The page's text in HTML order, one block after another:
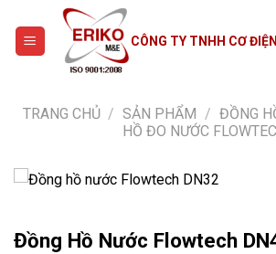
content
CÔNG TY TNHH CƠ
TRANG CHỦ / SẢN PHẨM / ĐỒNG
HỒ ĐO NƯỚC
Đồng Hồ Nước Flowtech